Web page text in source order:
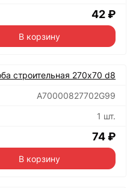
42 ₽
В корзину
строительная 270х70 d8
А70000827702G99
1 шт.
74 ₽
В корзину